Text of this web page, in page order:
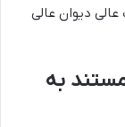
عالی دیوان عالی
به